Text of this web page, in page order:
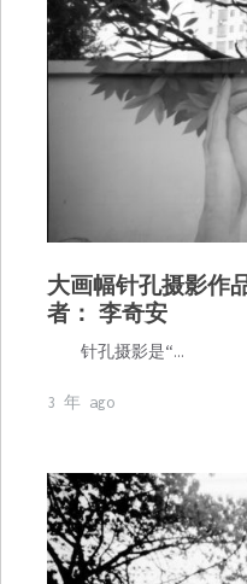
大画幅针孔摄影作
者： 李奇安
针孔摄影是“…
3 年 ago